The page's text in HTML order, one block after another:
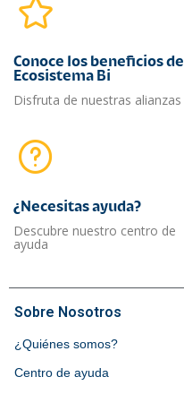
Conoce los beneficios de
Ecosistema Bi
Disfruta de nuestras alianzas
¿Necesitas ayuda?​
Descubre nuestro centro de
ayuda
Sobre Nosotros
¿Quiénes somos?
Centro de ayuda